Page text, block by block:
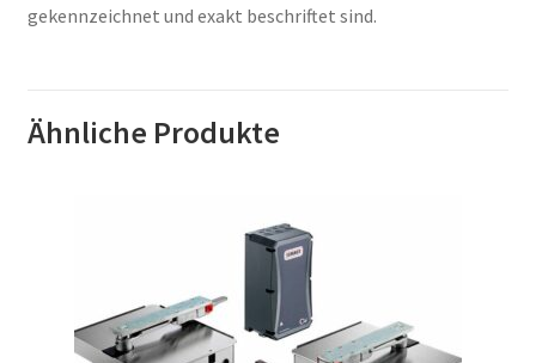
gekennzeichnet und exakt beschriftet sind.
Ähnliche Produkte